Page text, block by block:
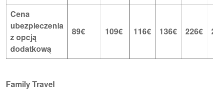
Cena
ubezpieczenia
z opcją
dodatkową
89€ 109€ 116€ 136€ 226€
Family Travel